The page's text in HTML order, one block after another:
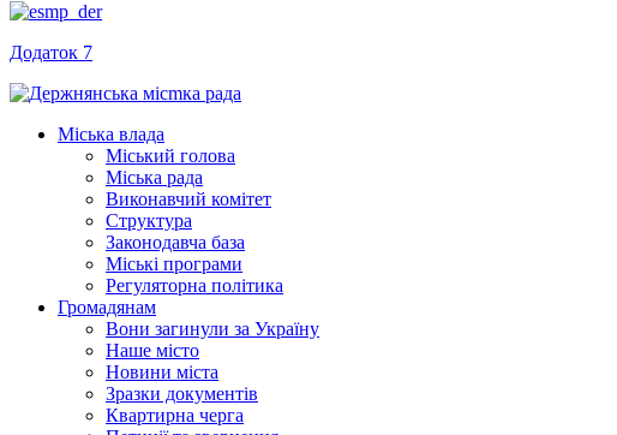
Додаток 7
Міська влада
Міський голова
Міська рада
Виконавчий комітет
Структура
Законодавча база
Міські програми
Регуляторна політика
Громадянам
Вони загинули за Україну
Наше місто
Новини міста
Зразки документів
Квартирна черга